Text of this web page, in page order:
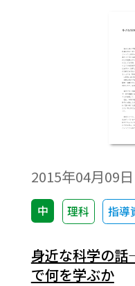
2015年04月09日
中 理科 指導
身近な科学の
で何を学ぶか